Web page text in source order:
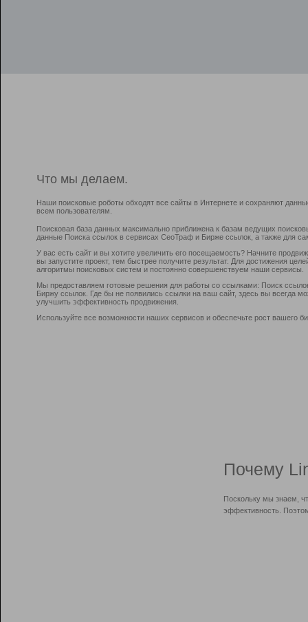
Что мы делаем.
Наши поисковые роботы обходят все сайты в Интернете и сохраняют
всем пользователям.
Поисковая база данных максимально приближена к базам ведущих
данные Поиска ссылок в сервисах СеоТраф и Бирже ссылок, а также для
У вас есть сайт и вы хотите увеличить его посещаемость? Начните
вы запустите проект, тем быстрее получите результат. Для достижения
алгоритмы поисковых систем и постоянно совершенствуем наши сервисы.
Мы предоставляем готовые решения для работы со ссылками: Поиск
Биржу ссылок. Где бы не появились ссылки на ваш сайт, здесь вы всегда
улучшить эффективность продвижения.
Используйте все возможности наших сервисов и обеспечьте рост вашего
Почему
Поскольку мы знаем,
эффективность.